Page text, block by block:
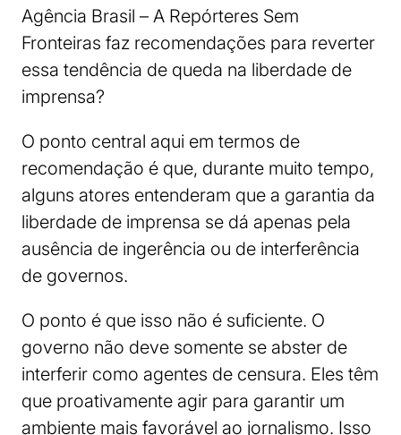
Agência Brasil – A Repórteres Sem
Fronteiras faz recomendações para reverter
essa tendência de queda na liberdade de
imprensa?
O ponto central aqui em termos de
recomendação é que, durante muito tempo,
alguns atores entenderam que a garantia da
liberdade de imprensa se dá apenas pela
ausência de ingerência ou de interferência
de governos.
O ponto é que isso não é suficiente. O
governo não deve somente se abster de
interferir como agentes de censura. Eles têm
que proativamente agir para garantir um
ambiente mais favorável ao jornalismo. Isso